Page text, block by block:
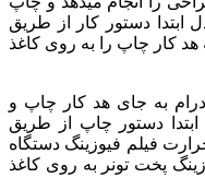
ابتدا دستور کار از طریق
هد کار چاپ را به روی کاغذ
به جای هد کار چاپ و
دستور چاپ از طریق
حرارت فیلم فیوزینگ دستگاه
پخت تونر به روی کاغذ